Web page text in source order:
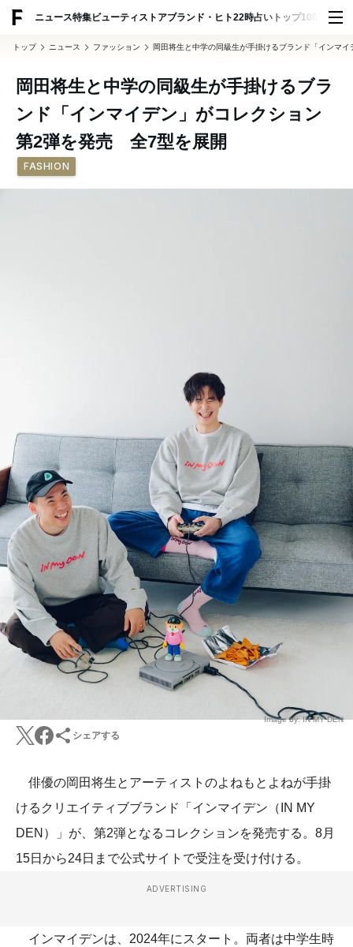
ニュース特集ビューティ ストアブランド・ヒト22時占い トップ100 スナッ
トップ ニュース ファッション 岡田将生と中学の同級生が手掛けるブランド「インマ
岡田将生と中学の同級生が手掛けるブラ
ンド「インマイデン」がコレクション
第2弾を発売 全7型を展開
FASHION
Image by: IN MY DEN
シェアする
俳優の岡田将生とアーティストのよねもとよねが手掛
けるクリエイティブブランド「インマイデン（IN MY
DEN）」が、第2弾となるコレクションを発売する。8月
15日から24日まで公式サイトで受注を受け付ける。
ADVERTISING
インマイデンは、2024年にスタート。両者は中学生時